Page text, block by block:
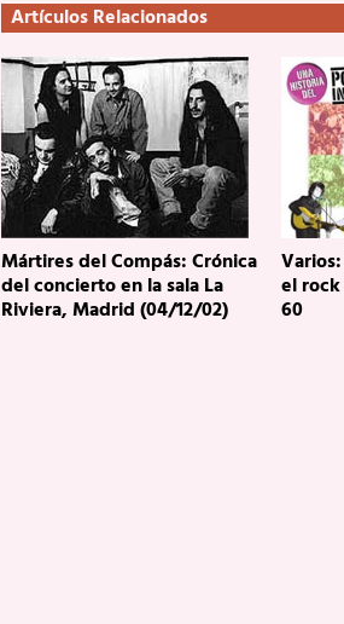
Artículos Relacionados
Mártires del Compás: Crónica
del concierto en la sala La
Riviera, Madrid (04/12/02)
el
60